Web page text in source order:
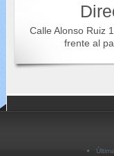
Calle Alonso Ruiz
frente al